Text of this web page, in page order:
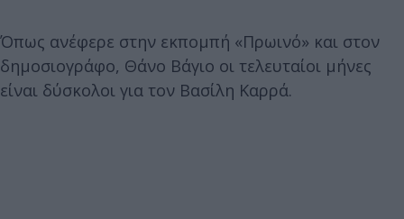
Όπως ανέφερε στην εκπομπή «Πρωινό» και στον
δημοσιογράφο, Θάνο Βάγιο οι τελευταίοι μήνες
είναι δύσκολοι για τον Βασίλη Καρρά.